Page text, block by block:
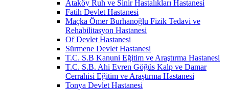
Ataköy Ruh ve Sinir Hastalıkları Hastanesi
Fatih Devlet Hastanesi
Maçka Ömer Burhanoğlu Fizik Tedavi ve
Rehabilitasyon Hastanesi
Of Devlet Hastanesi
Sürmene Devlet Hastanesi
T.C. S.B Kanuni Eğitim ve Araştırma Hastanesi
T.C. S.B. Ahi Evren Göğüs Kalp ve Damar
Cerrahisi Eğitim ve Araştırma Hastanesi
Tonya Devlet Hastanesi